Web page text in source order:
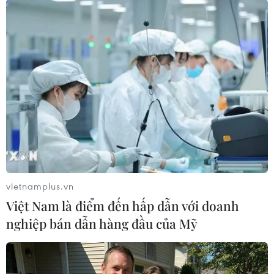
#Indonesia #Tăng giá nhiên liệu
#Trợ giá
#Năng lượng
Indonesia
Theo dõi VietnamPlus
vietnamplus.vn
Việt Nam là điểm đến hấp dẫn với doanh
nghiệp bán dẫn hàng đầu của Mỹ